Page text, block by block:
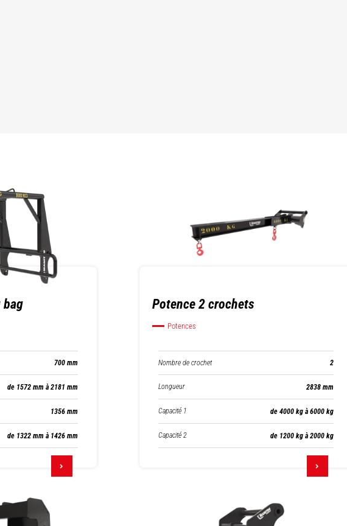
bag
700 mm
de 1572 mm à 2181 mm
1356 mm
de 1322 mm à 1426 mm
Potence 2 crochets
Potences
Nombre de crochet 2
Longueur 2838 mm
Capacité 1 de 4000 kg à 6000 kg
Capacité 2 de 1200 kg à 2000 kg